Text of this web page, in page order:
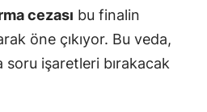
cezası bu finalin
öne çıkıyor. Bu veda,
soru işaretleri bırakacak